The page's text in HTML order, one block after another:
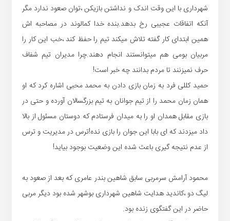
شهرداری با این وقت اندک و نداشتن بازیکن ،توان صعود ندارد مگر
آنکه اتفاقات عجیبی رخ بدهد.بنده خدا کمالوند در مصاحبه اش
همین ابتدای کار گفته تلاش میکند تیم را حفظ کند ،خب این کار را
مربیان بومی هم میتوانستند انجام دهند.چرا مدیران تیم شفاف
حرف نمیزنند تا مردم بدانند چه خبر است!
حمید کللی فرد به زمان بازی دادن به محمد محبی اشاره کرد که او
همان زمان محمد را از تیم جوانان به تیم بزرگسالان آورده و حتی در
بازی مقابل همدان او را به میدان فرستادم که دوستان مسئول از بالا
داد میزدند که ای بابا این جوان را بازی نده!ترس در مدیریت و ترس
از عدم نتیجه گیری باعث شده این وضعیت بوجود بیاید!
محمود آرامش سرمربی سابق شاهین بندر عامری که بعد از صعود به
لیگ دو ،کاندید هدایت شاهین شهرداری بوشهر شده بود دیگر مربی
حاضر در این گفتگوی زنده بود.